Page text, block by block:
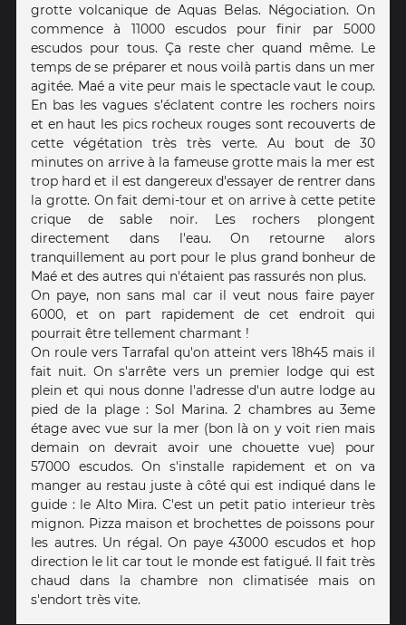
grotte volcanique de Aquas Belas. Négociation. On
commence à 11000 escudos pour finir par 5000
escudos pour tous. Ça reste cher quand même. Le
temps de se préparer et nous voilà partis dans un mer
agitée. Maé a vite peur mais le spectacle vaut le coup.
En bas les vagues s’éclatent contre les rochers noirs
et en haut les pics rocheux rouges sont recouverts de
cette végétation très très verte. Au bout de 30
minutes on arrive à la fameuse grotte mais la mer est
trop hard et il est dangereux d'essayer de rentrer dans
la grotte. On fait demi-tour et on arrive à cette petite
crique de sable noir. Les rochers plongent
directement dans l'eau. On retourne alors
tranquillement au port pour le plus grand bonheur de
Maé et des autres qui n'étaient pas rassurés non plus.
On paye, non sans mal car il veut nous faire payer
6000, et on part rapidement de cet endroit qui
pourrait être tellement charmant !
On roule vers Tarrafal qu'on atteint vers 18h45 mais il
fait nuit. On s'arrête vers un premier lodge qui est
plein et qui nous donne l'adresse d'un autre lodge au
pied de la plage : Sol Marina. 2 chambres au 3eme
étage avec vue sur la mer (bon là on y voit rien mais
demain on devrait avoir une chouette vue) pour
57000 escudos. On s'installe rapidement et on va
manger au restau juste à côté qui est indiqué dans le
guide : le Alto Mira. C'est un petit patio interieur très
mignon. Pizza maison et brochettes de poissons pour
les autres. Un régal. On paye 43000 escudos et hop
direction le lit car tout le monde est fatigué. Il fait très
chaud dans la chambre non climatisée mais on
s'endort très vite.